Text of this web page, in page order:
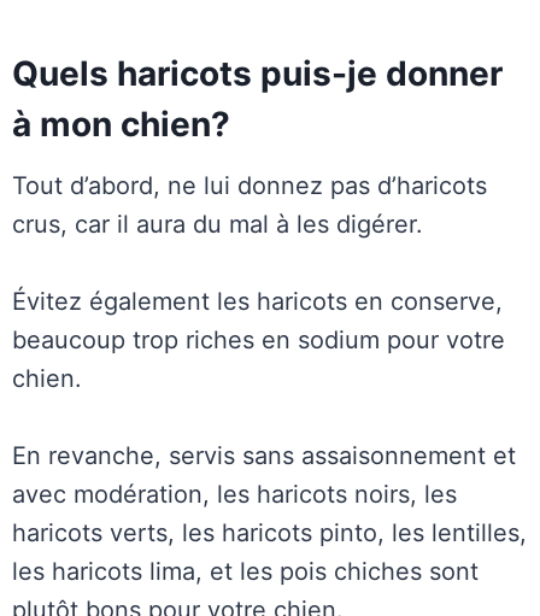
Quels haricots puis-je donner
à mon chien?
Tout d’abord, ne lui donnez pas d’haricots
crus, car il aura du mal à les digérer.
Évitez également les haricots en conserve,
beaucoup trop riches en sodium pour votre
chien.
En revanche, servis sans assaisonnement et
avec modération, les haricots noirs, les
haricots verts, les haricots pinto, les lentilles,
les haricots lima, et les pois chiches sont